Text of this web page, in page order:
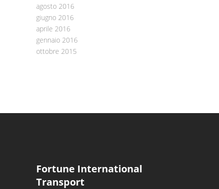
agosto 2016
giugno 2016
aprile 2016
gennaio 2016
ottobre 2015
Fortune International
Transport